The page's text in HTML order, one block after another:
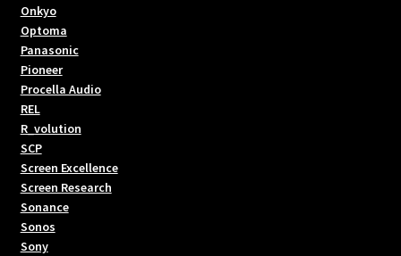
Onkyo
Optoma
Panasonic
Pioneer
Procella Audio
REL
R_volution
SCP
Screen Excellence
Screen Research
Sonance
Sonos
Sony